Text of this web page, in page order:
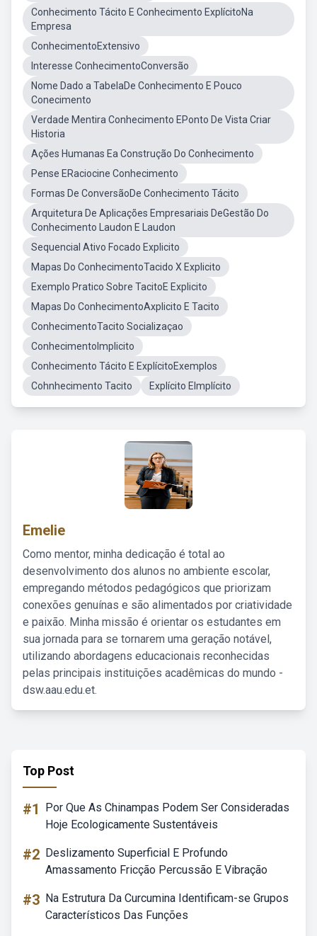
Conhecimento Tácito E Conhecimento ExplícitoNa
Empresa
ConhecimentoExtensivo
Interesse ConhecimentoConversão
Nome Dado a TabelaDe Conhecimento E Pouco
Conecimento
Verdade Mentira Conhecimento EPonto De Vista Criar
Historia
Ações Humanas Ea Construção Do Conhecimento
Pense ERaciocine Conhecimento
Formas De ConversãoDe Conhecimento Tácito
Arquitetura De Aplicações Empresariais DeGestão Do
Conhecimento Laudon E Laudon
Sequencial Ativo Focado Explicito
Mapas Do ConhecimentoTacido X Explicito
Exemplo Pratico Sobre TacitoE Explicito
Mapas Do ConhecimentoAxplicito E Tacito
ConhecimentoTacito Socializaçao
ConhecimentoImplicito
Conhecimento Tácito E ExplícitoExemplos
Cohnhecimento Tacito
Explícito EImplícito
Emelie
Como mentor, minha dedicação é total ao
desenvolvimento dos alunos no ambiente escolar,
empregando métodos pedagógicos que priorizam
conexões genuínas e são alimentados por criatividade
e paixão. Minha missão é orientar os estudantes em
sua jornada para se tornarem uma geração notável,
utilizando abordagens educacionais reconhecidas
pelas principais instituições acadêmicas do mundo -
dsw.aau.edu.et.
Top Post
#1
Por Que As Chinampas Podem Ser Consideradas
Hoje Ecologicamente Sustentáveis
#2 Deslizamento Superficial E Profundo
Amassamento Fricção Percussão E Vibração
#3 Na Estrutura Da Curcumina Identificam-se Grupos
Característicos Das Funções